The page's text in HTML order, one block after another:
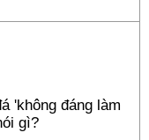
'không đáng làm
gì?